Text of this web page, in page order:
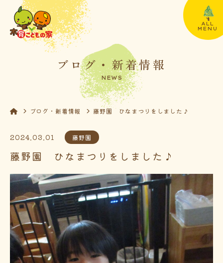
ALL
MENU
ブログ・新着情報
NEWS
ブログ・新着情報 藤野園 ひなまつりをしました♪
2024.03.01 藤野園
藤野園 ひなまつりをしました♪